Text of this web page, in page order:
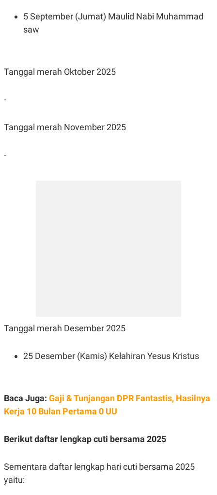
5 September (Jumat) Maulid Nabi Muhammad
saw
Tanggal merah Oktober 2025
-
Tanggal merah November 2025
-
Tanggal merah Desember 2025
25 Desember (Kamis) Kelahiran Yesus Kristus
Baca Juga: Gaji & Tunjangan DPR Fantastis, Hasilnya
Kerja 10 Bulan Pertama 0 UU
Berikut daftar lengkap cuti bersama 2025
Sementara daftar lengkap hari cuti bersama 2025
yaitu: